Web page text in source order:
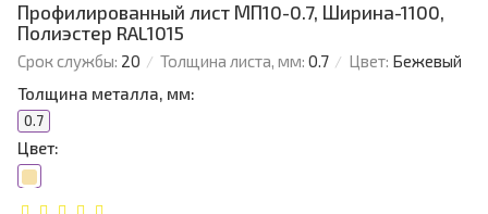
Профилированный лист МП10-0.7, Ширина-1100,
Полиэстер RAL1015
Срок службы: 20 Толщина листа, мм: 0.7 Цвет: Бежевый
Толщина металла, мм:
0.7
Цвет: